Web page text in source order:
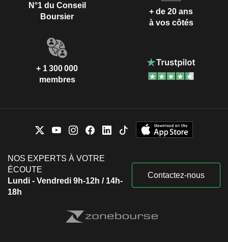
N°1 du Conseil
Boursier
+ de 20 ans
à vos côtés
+ 1 300 000
membres
NOS EXPERTS À VOTRE
ÉCOUTE
Lundi - Vendredi 9h-12h / 14h-
18h
Contactez-nous